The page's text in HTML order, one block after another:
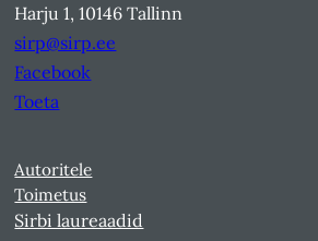
Harju 1, 10146 Tallinn
sirp@sirp.ee
Facebook
Toeta
Autoritele
Toimetus
Sirbi laureaadid